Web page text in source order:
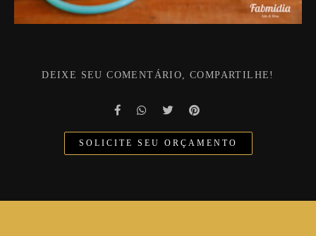
DEIXE SEU COMENTÁRIO, COMPARTILHE!
SOLICITE SEU ORÇAMENTO